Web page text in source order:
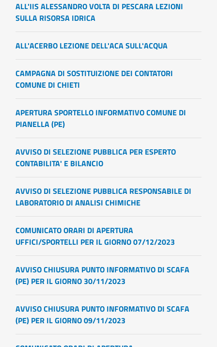
ALL'IIS ALESSANDRO VOLTA DI PESCARA LEZIONI
SULLA RISORSA IDRICA
ALL'ACERBO LEZIONE DELL'ACA SULL'ACQUA
CAMPAGNA DI SOSTITUIZIONE DEI CONTATORI
COMUNE DI CHIETI
APERTURA SPORTELLO INFORMATIVO COMUNE DI
PIANELLA (PE)
AVVISO DI SELEZIONE PUBBLICA PER ESPERTO
CONTABILITA' E BILANCIO
AVVISO DI SELEZIONE PUBBLICA RESPONSABILE DI
LABORATORIO DI ANALISI CHIMICHE
COMUNICATO ORARI DI APERTURA
UFFICI/SPORTELLI PER IL GIORNO 07/12/2023
AVVISO CHIUSURA PUNTO INFORMATIVO DI SCAFA
(PE) PER IL GIORNO 30/11/2023
AVVISO CHIUSURA PUNTO INFORMATIVO DI SCAFA
(PE) PER IL GIORNO 09/11/2023